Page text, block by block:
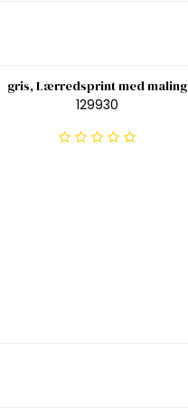
gris, Lærredsprint med maling
129930